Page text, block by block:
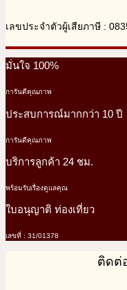
เลขประจำตัวผู้เสียภาษี :
มั่นใจ 100%
การันตีคุณภาพ
ประสบการณ์มากกว่า 10 ปี
การันตีคุณภาพ
บริการลูกค้า 24 ชม.
พร้อมรับเรื่องดูแลคุณ
ใบอนุญาติ ท่องเที่ยว
เลขที่ : 31/01378
ติดต่